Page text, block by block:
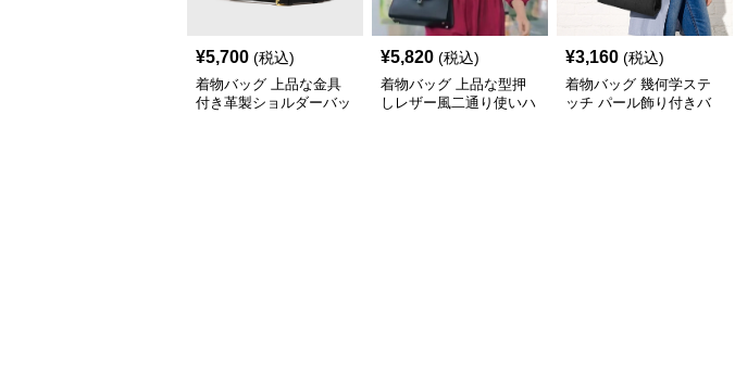
¥5,700 (税込)
着物バッグ 上品な金具
付き革製ショルダーバッ
¥5,820 (税込)
着物バッグ 上品な型押
しレザー風二通り使いハ
¥3,160 (税込)
着物バッグ 幾何学ステ
ッチ パール飾り付きバ